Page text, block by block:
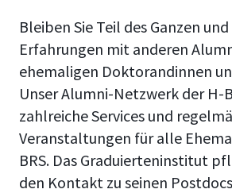
Bleiben Sie Teil des Ganzen
Erfahrungen mit anderen
ehemaligen Doktorandinnen
Unser Alumni-Netzwerk der H-
zahlreiche Services und
Veranstaltungen für alle
BRS. Das Graduierteninstitut
den Kontakt zu seinen